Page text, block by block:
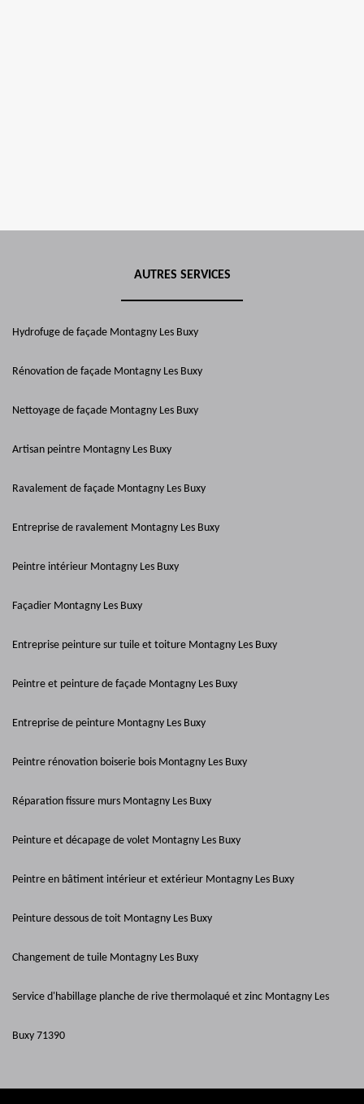
AUTRES SERVICES
Hydrofuge de façade Montagny Les Buxy
Rénovation de façade Montagny Les Buxy
Nettoyage de façade Montagny Les Buxy
Artisan peintre Montagny Les Buxy
Ravalement de façade Montagny Les Buxy
Entreprise de ravalement Montagny Les Buxy
Peintre intérieur Montagny Les Buxy
Façadier Montagny Les Buxy
Entreprise peinture sur tuile et toiture Montagny Les Buxy
Peintre et peinture de façade Montagny Les Buxy
Entreprise de peinture Montagny Les Buxy
Peintre rénovation boiserie bois Montagny Les Buxy
Réparation fissure murs Montagny Les Buxy
Peinture et décapage de volet Montagny Les Buxy
Peintre en bâtiment intérieur et extérieur Montagny Les Buxy
Peinture dessous de toit Montagny Les Buxy
Changement de tuile Montagny Les Buxy
Service d'habillage planche de rive thermolaqué et zinc Montagny Les
Buxy 71390